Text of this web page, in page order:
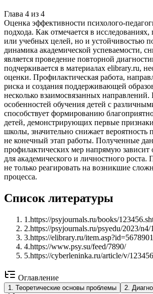
Глава 4 из 4
Оценка эффективности психолого-
подхода. Как отмечается в
или учебных целей, но и устойчивостью
динамика академической успеваемости,
является проведение повторной
подчеркивается в материалах elibrary.ru,
оценки. Профилактическая работа,
риска и создания поддерживающей
несколько взаимосвязанных
особенностей обучения детей с
способствует формированию
детей, демонстрирующих первые
школы, значительно снижает
не конечный этап работы. Полученные
профилактических мер напрямую
для академического и личностного
не только реагировать на возникшие
процесса.
Список литературы
1 .https://psyjournals.ru/books/
2.https://psyjournals.ru/psyedu/2023/n4/
3.https://elibrary.ru/
4.https://www.psy.su/feed/7890/
5.https://cyberleninka.ru/article/v/
Оглавление
1 Теоретические основы проблемы 2